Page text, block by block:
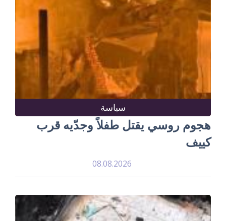
سياسة
هجوم روسي يقتل طفلاً وجدّيه قرب
كييف
08.08.2026